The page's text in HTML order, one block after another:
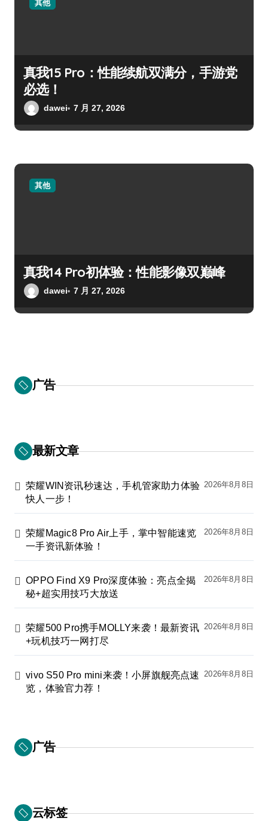
其他
真我15 Pro：性能续航双满分，手游党
必选！
dawei 7 月 27, 2026
其他
真我14 Pro初体验：性能影像双巅峰
dawei 7 月 27, 2026
广告
最新文章
荣耀WIN资讯秒速达，手机管家助力体验
快人一步！
2026年8月8日
荣耀Magic8 Pro Air上手，掌中智能速览
一手资讯新体验！
2026年8月8日
OPPO Find X9 Pro深度体验：亮点全揭
秘+超实用技巧大放送
2026年8月8日
荣耀500 Pro携手MOLLY来袭！最新资讯
+玩机技巧一网打尽
2026年8月8日
vivo S50 Pro mini来袭！小屏旗舰亮点速
览，体验官力荐！
2026年8月8日
广告
云标签